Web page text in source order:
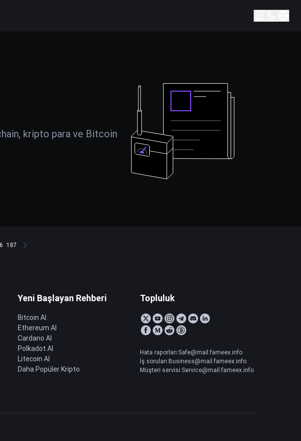
kripto para ve Bitcoin
187
Yeni Başlayan Rehberi
Bitcoin Al
Ethereum Al
Cardano Al
Polkadot Al
Litecoin Al
Daha Popüler Kripto
Topluluk
Hata raporları:Safe@mail.fameex.info
İş soruları:Business@mail.fameex.info
Müşteri servisi:Service@mail.fameex.info